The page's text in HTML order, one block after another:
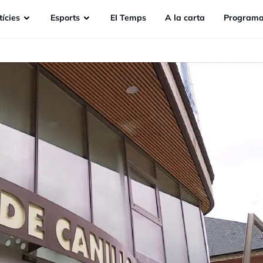
Esports EI Temps A la carta